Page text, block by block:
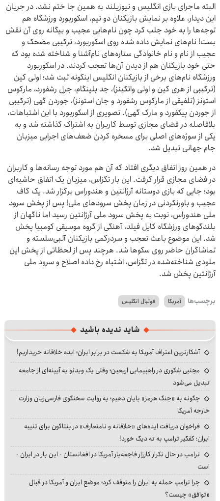
البته ماجرای بازی انگلیس و نیوزیلند به همین جا ختم نشد. در جریان
این دیدار، علاوه بر نمایش بازیکنان دو تیم، اسکوربورد ورزشگاه هم
توجه‌ها را به خود جلب کرد چون نام‌هایی عجیب و بیگانه روی آن نقش
بست! نام‌های نمایش داده شده روی اسکوربورد، ترکیبی مضحک و
عجیب از نام و نام خانوادگی ستاره‌های نام‌آشنا و شناخته شده بود که
حتی خود بازیکنان هم از دیدن آن‌ها تعجب کردند. در اسکوربورد
ورزشگاه نام‌های برخی از بازیکنان انگلیس اینگونه ثبت شد؛ اولی کین
(ترکیبی از هری کین و اولی واتکینز)، جد بلینگام، جرل رشفورد، مارکوس
استونز (تلفیقی از مارکوس رشفورد و جان استونز)، جوردن گهی (ترکیبی
از جوردن پیکفورد و مارک گهی). تصویری از اسکوربورد با این اشتباهات،
بلافاصله در فضای مجازی توسط کاربران به اشتراک گذاشته شد و به
یکی از سوژه‌های اصلی برای مسخره کردن ضعف‌های اجرایی میزبان
جام جهانی تبدیل شد.
در همین روز اتفاق دیگری افتاد که آن هم مورد توجه رسانه‌ها و کاربران
در فضای مجازی قرار گرفت. این بار تگزاس، میزبان یک اتفاق حاشیه‌ای
بود؛ جایی که بازی دوستانه آرژانتین و هندوراس برگزار شد. یک گاف
عجیب و باورنکردنی در زمان پخش سرودهای ملی! پس از پخش سرود
ملی هندوراس، نوبت به پخش سرود ملی آرژانتین رسید اما ناگهان از
بلندگوهای ورزشگاه کایل فیلد، آهنگی از گروه موسیقی کومبیا پخش
شد. این موضوع باعث تعجب و سردرگمی بازیکنان آلبی‌سلسته و
تماشاگران حاضر روی سکوها شد. هرچند پس از لحظاتی از پخش این
ملودی شناخته‌شده در تگزاس، اشتباه رخ داده اصلاح و سرود ملی
آرژانتین پخش شد.
برچسب‌ها آمریکا فوتبال انگلیس
شاید ندیده باشید
آشکارترین اعتراف آمریکا به شکست در برابر ایران؛ ایده خلاقانه خریداریم!
مجتبی شکوری در راهپیمایی اربعین؛ وقتی یک ویدئو به آیینه‌ای از جامعه
تبدیل می‌شود
چگونه به «جنگ هرمز» پایان دهیم؛ به روایت سخنگوی فارسی‌زبان وزارت
خارجه آمریکا
فراخوان دریافت ایده‌های «خلاقانه و نامتعارف» در پنتاگون برای تنبیه
ایران؛ کفگیر ترامپ به ته دیگ خورد!
ترامپ در حال تکرار کارزار فاجعه‌بار آمریکا در افغانستان - این بار در ایران -
است
چرا ترامپ حمله به ایران را متوقف کرد؛ موضع ایران و آمریکا در قبال
«توافق» چیست؟